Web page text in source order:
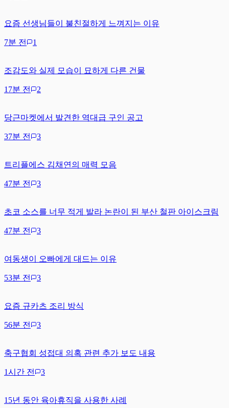
요즘 선생님들이 불친절하게 느껴지는 이유
7분 전 1
조감도와 실제 모습이 묘하게 다른 건물
17분 전 2
당근마켓에서 발견한 역대급 구인 공고
37분 전 3
트리플에스 김채연의 매력 모음
47분 전 3
초코 소스를 너무 적게 발라 논란이 된 부산 철판 아이스크림
47분 전 3
여동생이 오빠에게 대드는 이유
53분 전 3
요즘 규카츠 조리 방식
56분 전 3
축구협회 성접대 의혹 관련 추가 보도 내용
1시간 전 3
15년 동안 육아휴직을 사용한 사례